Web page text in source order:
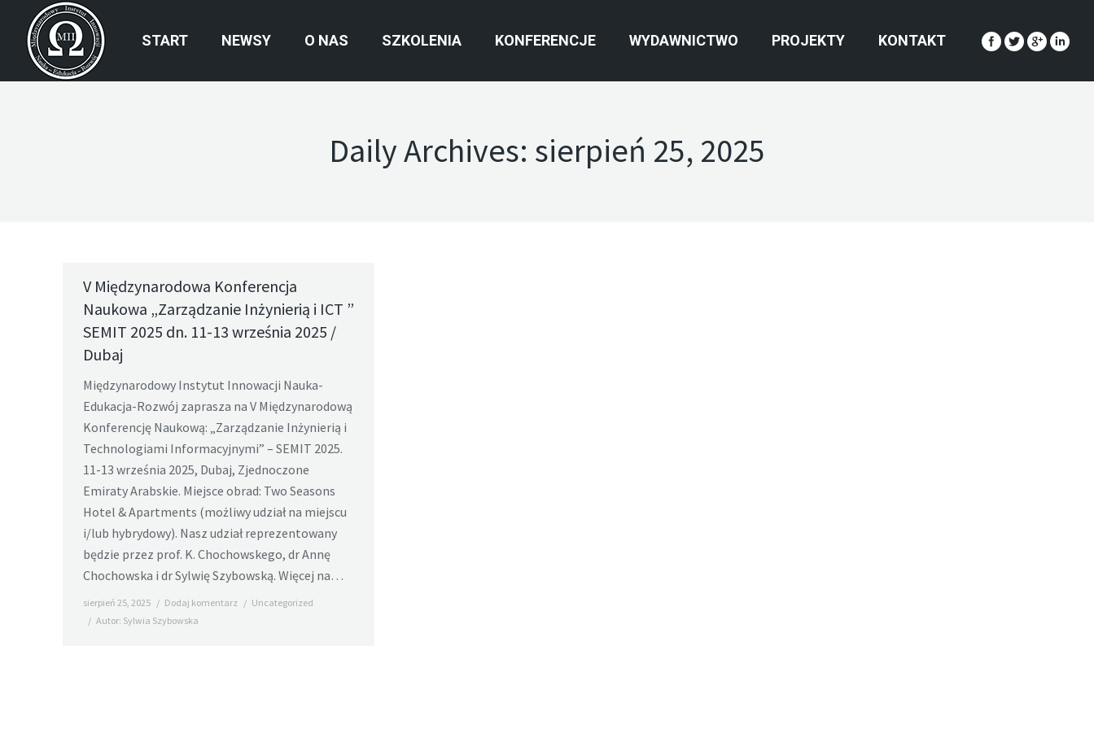
START NEWSY O NAS SZKOLENIA KONFERENCJE WYDAWNICTWO PROJEKTY KONTAKT
Daily Archives: sierpień 25, 2025
V Międzynarodowa Konferencja
Naukowa „Zarządzanie Inżynierią i ICT ”
SEMIT 2025 dn. 11-13 września 2025 /
Dubaj
Międzynarodowy Instytut Innowacji Nauka-
Edukacja-Rozwój zaprasza na V Międzynarodową
Konferencję Naukową: „Zarządzanie Inżynierią i
Technologiami Informacyjnymi” – SEMIT 2025.
11-13 września 2025, Dubaj, Zjednoczone
Emiraty Arabskie. Miejsce obrad: Two Seasons
Hotel & Apartments (możliwy udział na miejscu
i/lub hybrydowy). Nasz udział reprezentowany
będzie przez prof. K. Chochowskego, dr Annę
Chochowska i dr Sylwię Szybowską. Więcej na…
sierpień 25, 2025 Dodaj komentarz
Uncategorized
Autor: Sylwia Szybowska